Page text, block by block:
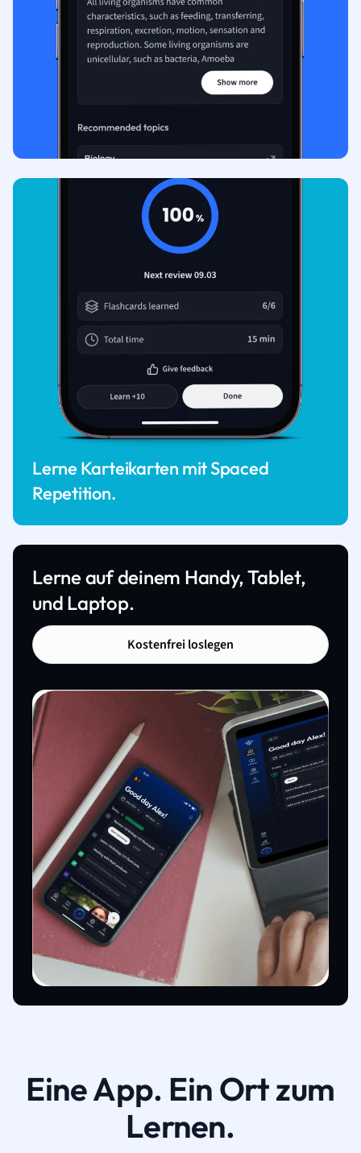
Lerne Karteikarten mit Spaced
Repetition.
Lerne auf deinem Handy, Tablet,
und Laptop.
Kostenfrei loslegen
Eine App. Ein Ort zum
Lernen.